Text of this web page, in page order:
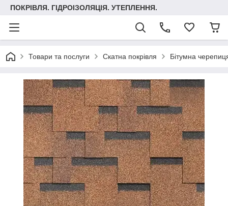
ПОКРІВЛЯ. ГІДРОІЗОЛЯЦІЯ. УТЕПЛЕННЯ.
Товари та послуги Скатна покрівля Бітумна